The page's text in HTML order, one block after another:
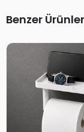
Benzer Ürünler